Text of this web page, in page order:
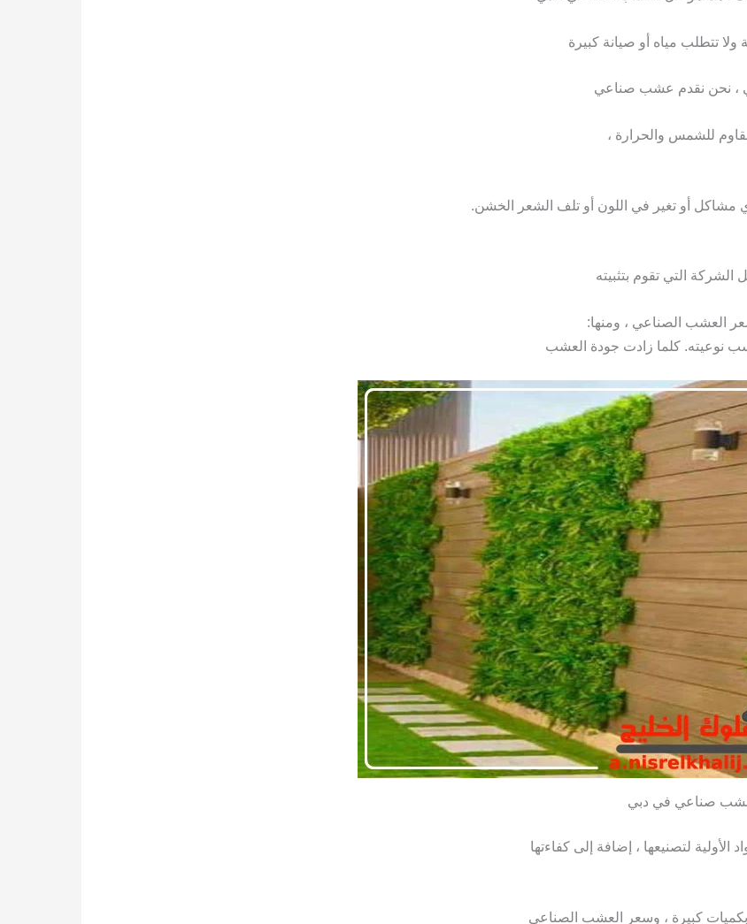
تتطلب مياه أو صيانة كبيرة
، نحن نقدم عشب صناعي
للشمس والحرارة ،
التي تقوم بتثبيته
العشب الصناعي ، ومنها:
نوعيته. كلما زادت جودة العشب
صناعي في دبي
لتصنيعها ، إضافة إلى كفاءتها
كبيرة ، وسعر العشب الصناعي